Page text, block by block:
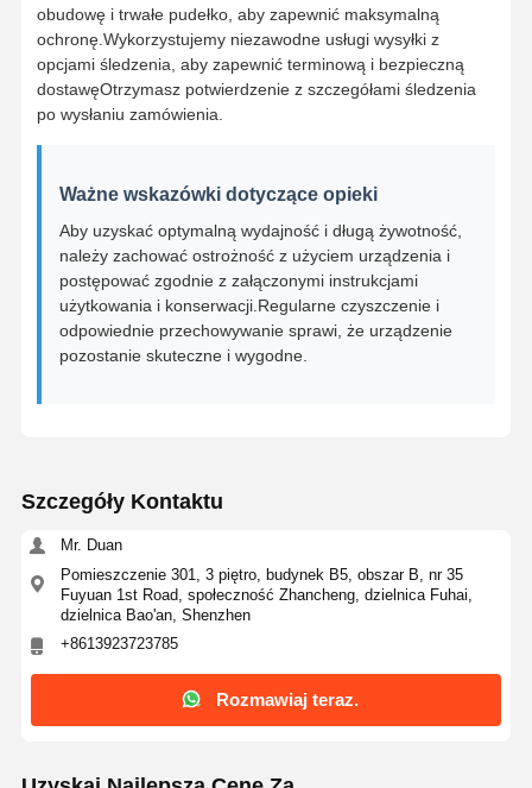
obudowę i trwałe pudełko, aby zapewnić maksymalną
ochronę.Wykorzystujemy niezawodne usługi wysyłki z
opcjami śledzenia, aby zapewnić terminową i bezpieczną
dostawęOtrzymasz potwierdzenie z szczegółami śledzenia
po wysłaniu zamówienia.
Ważne wskazówki dotyczące opieki
Aby uzyskać optymalną wydajność i długą żywotność,
należy zachować ostrożność z użyciem urządzenia i
postępować zgodnie z załączonymi instrukcjami
użytkowania i konserwacji.Regularne czyszczenie i
odpowiednie przechowywanie sprawi, że urządzenie
pozostanie skuteczne i wygodne.
Szczegóły Kontaktu
Mr. Duan
Pomieszczenie 301, 3 piętro, budynek B5, obszar B, nr 35
Fuyuan 1st Road, społeczność Zhancheng, dzielnica Fuhai,
dzielnica Bao'an, Shenzhen
+8613923723785
Rozmawiaj teraz.